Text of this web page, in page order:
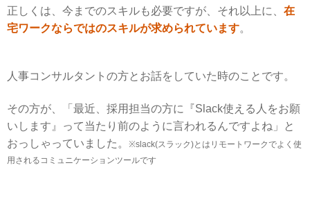
正しくは、今までのスキルも必要ですが、それ以上に、 在
宅ワークならではのスキルが求められています。
人事コンサルタントの方とお話をしていた時のことです。
その方が、
「最近、採用担当の方に『Slack使える人をお願
いします』って当たり前のように言われるんですよね」
と
おっしゃっていました。
※slack(スラック)とはリモートワークでよく使
用されるコミュニケーションツールです